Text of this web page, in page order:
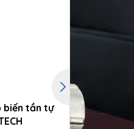
biến tần tự
Hệ 3 bơm
trục đứng